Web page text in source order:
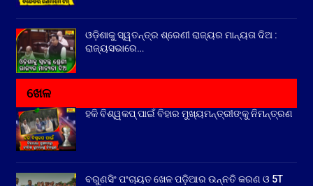
ଓଡ଼ିଶାକୁ ସ୍ୱତନ୍ତ୍ର ଶ୍ରେଣୀ ରାଜ୍ୟର ମାନ୍ୟତା ଦିଅ :
ରାଜ୍ୟସଭାରେ…
ଖେଳ
ହକି ବିଶ୍ୱକପ୍ ପାଇଁ ବିହାର ମୁଖ୍ୟମନ୍ତ୍ରୀଙ୍କୁ ନିମନ୍ତ୍ରଣ
ବରୁଣସିଂ ପଂଚାୟତ ଖେଳ ପଡ଼ିଆର ଉନ୍ନତି କରଣ ଓ 5T